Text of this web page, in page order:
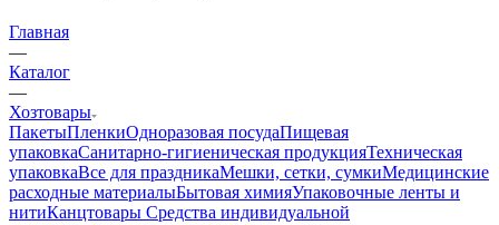
Главная
—
Каталог
—
Хозтовары
ПакетыПленкиОдноразовая посудаПищевая
упаковкаСанитарно-гигиеническая продукцияТехническая
упаковкаВсе для праздникаМешки, сетки, сумкиМедицинские
расходные материалыБытовая химияУпаковочные ленты и
нитиКанцтовары Средства индивидуальной